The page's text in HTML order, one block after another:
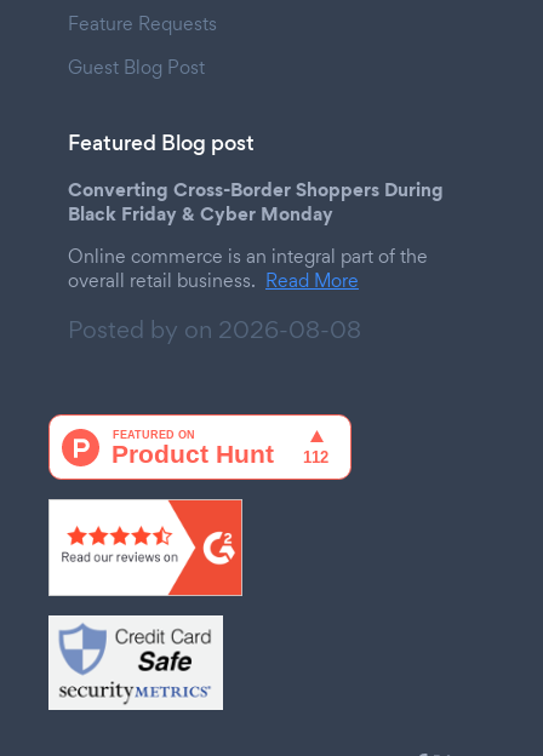
Feature Requests
Guest Blog Post
Featured Blog post
Converting Cross-Border Shoppers During
Black Friday & Cyber Monday
Online commerce is an integral part of the
overall retail business. Read More
Posted by on 2026-08-08